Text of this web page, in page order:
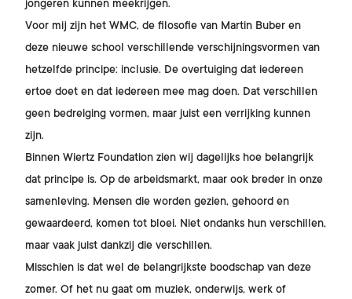
jongeren kunnen meekrijgen.
Voor mij zijn het WMC, de filosofie van Martin Buber en
deze nieuwe school verschillende verschijningsvormen van
hetzelfde principe: inclusie. De overtuiging dat iedereen
ertoe doet en dat iedereen mee mag doen. Dat verschillen
geen bedreiging vormen, maar juist een verrijking kunnen
zijn.
Binnen Wiertz Foundation zien wij dagelijks hoe belangrijk
dat principe is. Op de arbeidsmarkt, maar ook breder in onze
samenleving. Mensen die worden gezien, gehoord en
gewaardeerd, komen tot bloei. Niet ondanks hun verschillen,
maar vaak juist dankzij die verschillen.
Misschien is dat wel de belangrijkste boodschap van deze
zomer. Of het nu gaat om muziek, onderwijs, werk of